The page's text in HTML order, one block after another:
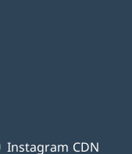
Instagram CDN